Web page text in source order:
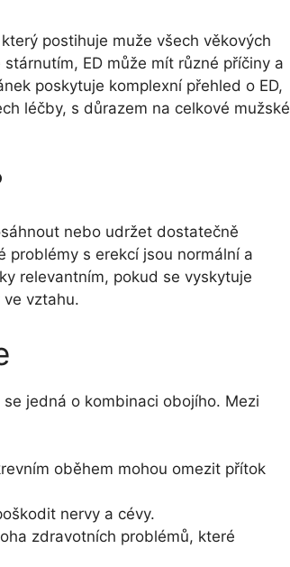
postihuje muže všech věkových
ED může mít různé příčiny a
poskytuje komplexní přehled o ED,
léčby, s důrazem na celkové mužské
nebo udržet dostatečně
problémy s erekcí jsou normální a
relevantním, pokud se vyskytuje
vztahu.
jedná o kombinaci obojího. Mezi
oběhem mohou omezit přítok
nervy a cévy.
zdravotních problémů, které